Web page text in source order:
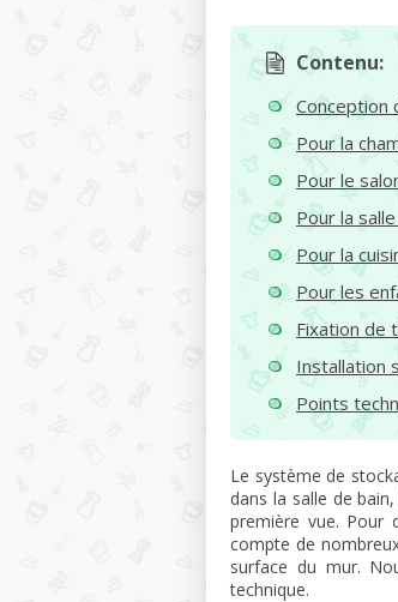
Contenu:
Conception
Pour la
Pour le
Pour la
Pour la
Pour les
Fixation de
Installation
Points
Le système de
dans la salle de
première vue. Pour
compte de
surface du mur.
technique.